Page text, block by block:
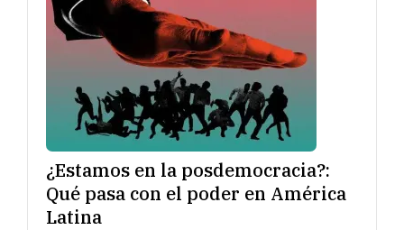
¿Estamos en la posdemocracia?:
Qué pasa con el poder en América
Latina